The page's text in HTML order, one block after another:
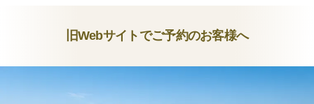
旧Webサイトでご予約のお客様へ